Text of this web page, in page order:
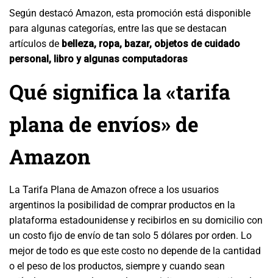
Según destacó Amazon, esta promoción está disponible
para algunas categorías, entre las que se destacan
artículos de belleza, ropa, bazar, objetos de cuidado
personal, libro y algunas computadoras
Qué significa la «tarifa
plana de envíos» de
Amazon
La Tarifa Plana de Amazon ofrece a los usuarios
argentinos la posibilidad de comprar productos en la
plataforma estadounidense y recibirlos en su domicilio con
un costo fijo de envío de tan solo 5 dólares por orden. Lo
mejor de todo es que este costo no depende de la cantidad
o el peso de los productos, siempre y cuando sean